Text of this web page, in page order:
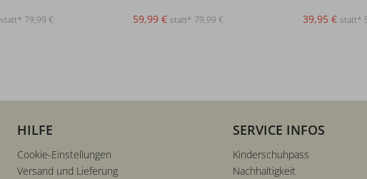
statt* 79,99 € 59,99 € statt* 79,99 € 39,95 € statt*
HILFE
Cookie-Einstellungen
Versand und Lieferung
SERVICE INFOS
Kinderschuhpass
Nachhaltigkeit